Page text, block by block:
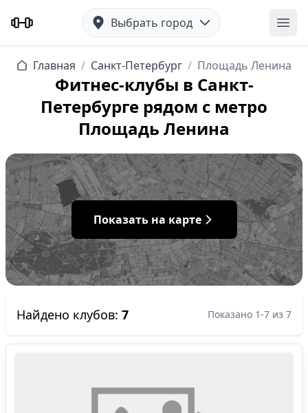
Выбрать город
Главная / Санкт-Петербург / Площадь Ленина
Фитнес-клубы в Санкт-
Петербурге рядом с метро
Площадь Ленина
Показать на карте
Найдено клубов: 7 Показано 1-7 из 7